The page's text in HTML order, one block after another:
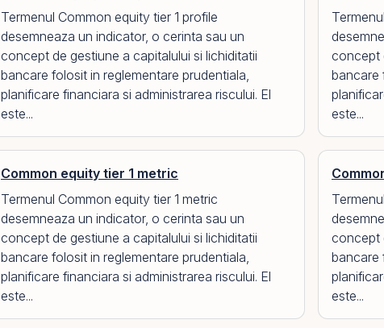
Termenul Common equity tier 1 profile
desemneaza un indicator, o cerinta sau un
concept de gestiune a capitalului si lichiditatii
bancare folosit in reglementare prudentiala,
planificare financiara si administrarea riscului. El
este...
concept
bancare
este...
Common equity tier 1 metric
Termenul Common equity tier 1 metric
desemneaza un indicator, o cerinta sau un
concept de gestiune a capitalului si lichiditatii
bancare folosit in reglementare prudentiala,
planificare financiara si administrarea riscului. El
este...
concept
bancare
este...